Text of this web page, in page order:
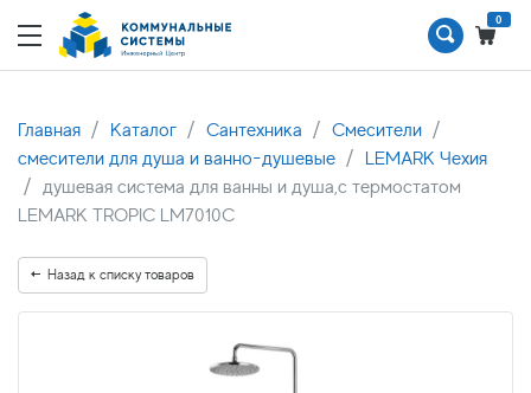
0
Главная Каталог Сантехника
Смесители
смесители для душа и ванно-душевые
LEMARK Чехия
душевая система для ванны и душа,с термостатом
LEMARK TROPIC LM7010C
Назад к списку товаров